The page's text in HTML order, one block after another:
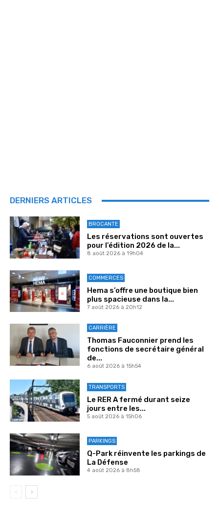
DERNIERS ARTICLES
BROCANTE
Les réservations sont ouvertes
pour l’édition 2026 de la...
8 août 2026 à 19h04
COMMERCES
Hema s’offre une boutique bien
plus spacieuse dans la...
7 août 2026 à 20h12
CARRIÈRE
Thomas Fauconnier prend les
fonctions de secrétaire général
de...
6 août 2026 à 15h54
TRANSPORTS
Le RER A fermé durant seize
jours entre les...
5 août 2026 à 15h06
PARKINGS
Q-Park réinvente les parkings de
La Défense
4 août 2026 à 8h58